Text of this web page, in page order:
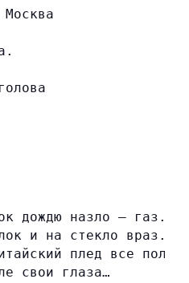
дождю назло — газ.
и на стекло враз.
плед все
свои глаза…